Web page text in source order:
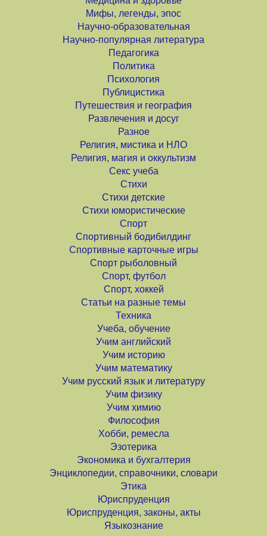
Мифы, легенды, эпос
Научно-образовательная
Научно-популярная литература
Педагогика
Политика
Психология
Публицистика
Путешествия и география
Развлечения и досуг
Разное
Религия, мистика и НЛО
Религия, магия и оккультизм
Секс учеба
Стихи
Стихи детские
Стихи юмористические
Спорт
Спортивный бодибилдинг
Спортивные карточные игры
Спорт рыболовный
Спорт, футбол
Спорт, хоккей
Статьи на разные темы
Техника
Учеба, обучение
Учим английский
Учим историю
Учим математику
Учим русский язык и литературу
Учим физику
Учим химию
Философия
Хобби, ремесла
Эзотерика
Экономика и бухгалтерия
Энциклопедии, справочники, словари
Этика
Юриспруденция
Юриспруденция, законы, акты
Языкознание